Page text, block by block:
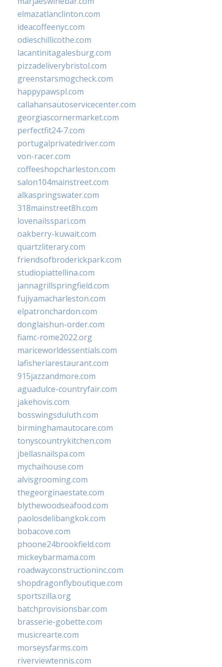
elmazatlanclinton.com
ideacoffeenyc.com
odieschillicothe.com
lacantinitagalesburg.com
pizzadeliverybristol.com
greenstarsmogcheck.com
happypawspl.com
callahansautoservicecenter.com
georgiascornermarket.com
perfectfit24-7.com
portugalprivatedriver.com
von-racer.com
coffeeshopcharleston.com
salon104mainstreet.com
alkaspringswater.com
318mainstreet8h.com
lovenailsspari.com
oakberry-kuwait.com
quartzliterary.com
friendsofbroderickpark.com
studiopiattellina.com
jannagrillspringfield.com
fujiyamacharleston.com
elpatronchardon.com
donglaishun-order.com
fiamc-rome2022.org
mariceworldessentials.com
lafisheriarestaurant.com
915jazzandmore.com
aguadulce-countryfair.com
jakehovis.com
bosswingsduluth.com
birminghamautocare.com
tonyscountrykitchen.com
jbellasnailspa.com
mychaihouse.com
alvisgrooming.com
thegeorginaestate.com
blythewoodseafood.com
paolosdelibangkok.com
bobacove.com
phoone24brookfield.com
mickeybarmama.com
roadwayconstructioninc.com
shopdragonflyboutique.com
sportszilla.org
batchprovisionsbar.com
brasserie-gobette.com
musicrearte.com
morseysfarms.com
riverviewtennis.com